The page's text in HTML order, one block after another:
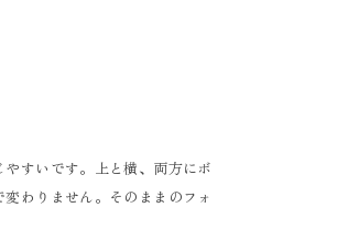
すいです。上と横、両方にボ
わりません。そのままのフォ